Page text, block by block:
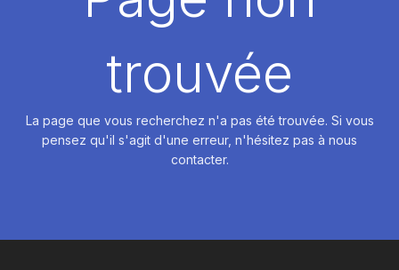
DÉMARRER
trouvée
La page que vous recherchez n'a pas été trouvée. Si vous
pensez qu'il s'agit d'une erreur, n'hésitez pas à nous
contacter.